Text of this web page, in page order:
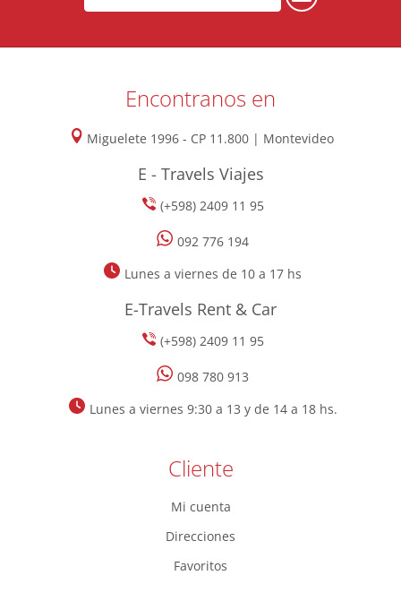
Encontranos en
Miguelete 1996 - CP 11.800 | Montevideo
E - Travels Viajes
(+598) 2409 11 95
092 776 194
Lunes a viernes de 10 a 17 hs
E-Travels Rent & Car
(+598) 2409 11 95
098 780 913
Lunes a viernes 9:30 a 13 y de 14 a 18 hs.
Cliente
Mi cuenta
Direcciones
Favoritos